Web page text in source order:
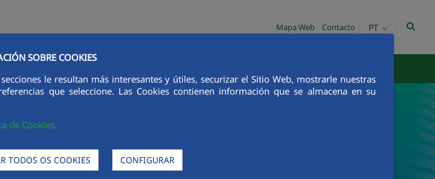
SOBRE COOKIES
le resultan más interesantes y útiles, securizar el Sitio Web, mostrarle nuestras
que seleccione. Las Cookies contienen información que se almacena en su
de Cookies.
TODOS OS COOKIES CONFIGURAR
Mapa Web Contacto PT